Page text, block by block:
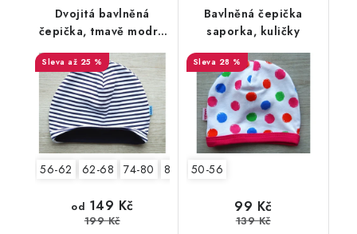
Dvojitá bavlněná
čepička, tmavě modré
až 25 %
56-62 62-68 74-80 80-86 2.jakost v.74-80
od 149 Kč
199 Kč
Bavlněná čepička
saporka, kuličky
28 %
50-56
99 Kč
139 Kč